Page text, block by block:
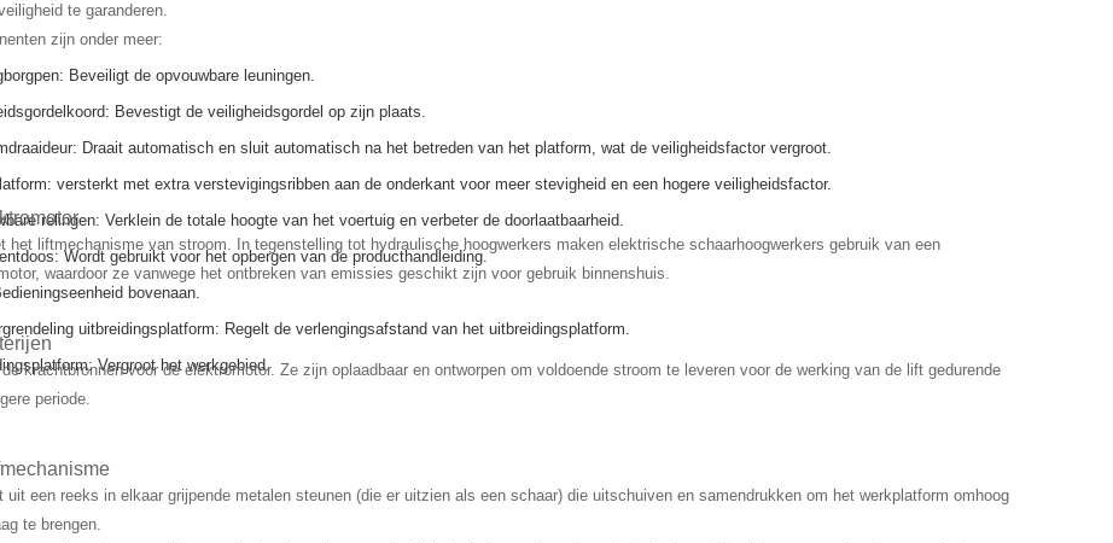
te garanderen.
zijn onder meer:
Beveiligt de opvouwbare leuningen.
Bevestigt de veiligheidsgordel op zijn plaats.
Draait automatisch en sluit automatisch na het betreden van het platform, wat de veiligheidsfactor vergroot.
versterkt met extra verstevigingsribben aan de onderkant voor meer stevigheid en een hogere veiligheidsfactor.
relingen: Verklein de totale hoogte van het voertuig en verbeter de doorlaatbaarheid.
Wordt gebruikt voor het opbergen van de producthandleiding.
bovenaan.
uitbreidingsplatform: Regelt de verlengingsafstand van het uitbreidingsplatform.
Vergroot het werkgebied.
het liftmechanisme van stroom. In tegenstelling tot hydraulische hoogwerkers maken elektrische schaarhoogwerkers gebruik van een
waardoor ze vanwege het ontbreken van emissies geschikt zijn voor gebruik binnenshuis.
krachtbronnen voor de elektromotor. Ze zijn oplaadbaar en ontworpen om voldoende stroom te leveren voor de werking van de lift gedurende
periode.
uit een reeks in elkaar grijpende metalen steunen (die er uitzien als een schaar) die uitschuiven en samendrukken om het werkplatform omhoog
te brengen.